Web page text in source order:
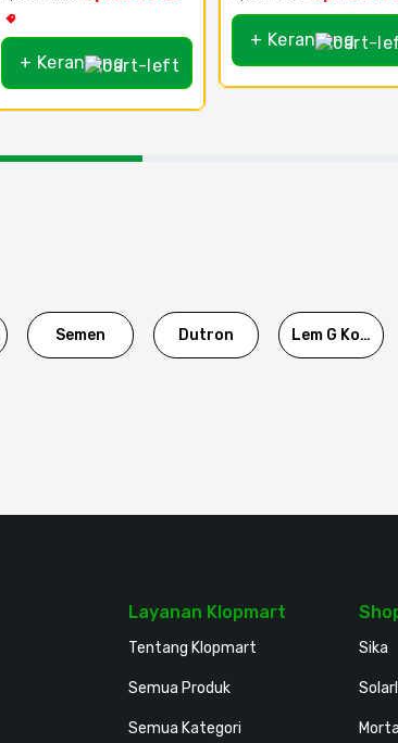
+ Keranjang
+ Keranjang
Semen Dutron Lem G Korea
Layanan Klopmart
Tentang Klopmart
Semua Produk
Semua Kategori
Sika